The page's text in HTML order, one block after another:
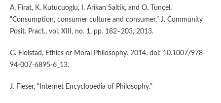
A. Firat, K. Kutucuoglu, I. Arikan Saltik, and O. Tunçel,
“Consumption, consumer culture and consumer,” J. Community
Posit. Pract., vol. XIII, no. 1, pp. 182–203, 2013.
G. Floistad, Ethics or Moral Philosophy. 2014. doi: 10.1007/978-
94-007-6895-6_13.
J. Fieser, “Internet Encyclopedia of Philosophy.”